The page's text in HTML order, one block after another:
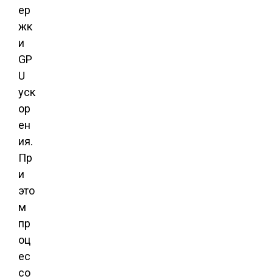
ер
жк
и
GP
U
уск
ор
ен
ия.
Пр
и
это
м
пр
оц
ес
со